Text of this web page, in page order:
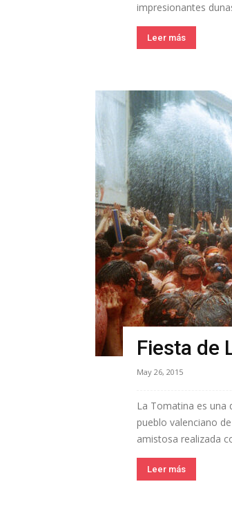
impresionantes
Leer más
Fiesta de
May 26, 2015
La Tomatina es una
pueblo valenciano
amistosa realizada
Leer más